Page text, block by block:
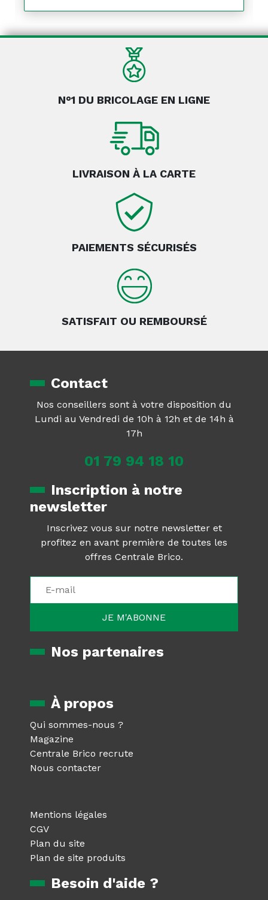
N°1 DU BRICOLAGE EN LIGNE
LIVRAISON À LA CARTE
PAIEMENTS SÉCURISÉS
SATISFAIT OU REMBOURSÉ
Contact
Nos conseillers sont à votre disposition du
Lundi au Vendredi de 10h à 12h et de 14h à
17h
01 79 94 18 10
Inscription à notre
newsletter
Inscrivez vous sur notre newsletter et
profitez en avant première de toutes les
offres Centrale Brico.
Nos partenaires
À propos
Qui sommes-nous ?
Magazine
Centrale Brico recrute
Nous contacter
Mentions légales
CGV
Plan du site
Plan de site produits
Besoin d'aide ?